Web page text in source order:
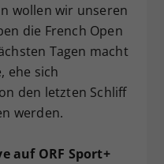
wollen wir unseren
die French Open
Tagen macht
ehe sich
den letzten Schliff
werden.
auf ORF Sport+